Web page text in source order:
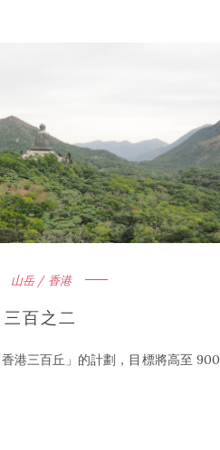
山岳 / 香港
三百之二
港三百丘」的計劃，目標將高至 900